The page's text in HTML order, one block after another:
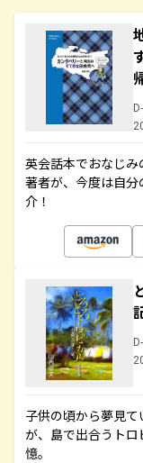
英会話本でおなじ
著者が、今度は自
介！
子供の頃から夢見
が、島で出合うト
憶。